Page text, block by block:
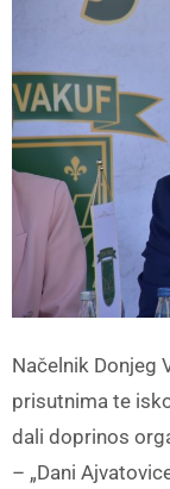
Načelnik Donjeg
prisutnima te
dali doprinos
– „Dani